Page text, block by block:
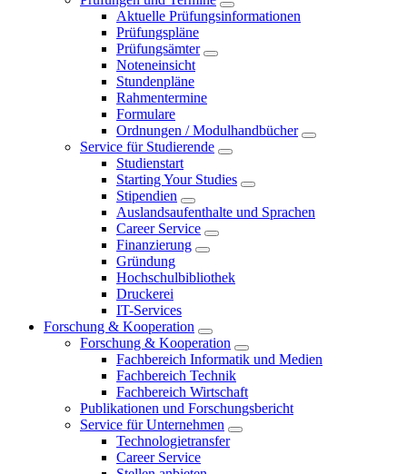
Aktuelle Prüfungsinformationen
Prüfungspläne
Prüfungsämter
Noteneinsicht
Stundenpläne
Rahmentermine
Formulare
Ordnungen / Modulhandbücher
Service für Studierende
Studienstart
Starting Your Studies
Stipendien
Auslandsaufenthalte und Sprachen
Career Service
Finanzierung
Gründung
Hochschulbibliothek
Druckerei
IT-Services
Forschung & Kooperation
Forschung & Kooperation
Fachbereich Informatik und Medien
Fachbereich Technik
Fachbereich Wirtschaft
Publikationen und Forschungsbericht
Service für Unternehmen
Technologietransfer
Career Service